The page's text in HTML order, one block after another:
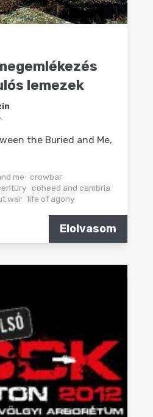
lemezek
the Buried and Me,
me
crowbar
coheed and cambria
war life of agony
Elolvasom